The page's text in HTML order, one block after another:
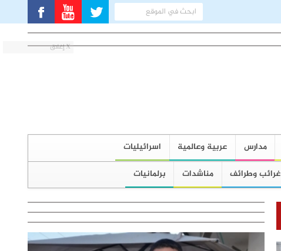
X إغلاق
مدارس عربية وعالمية
اسرائيليات
غرائب وطرائف مناشدات برلمانيات